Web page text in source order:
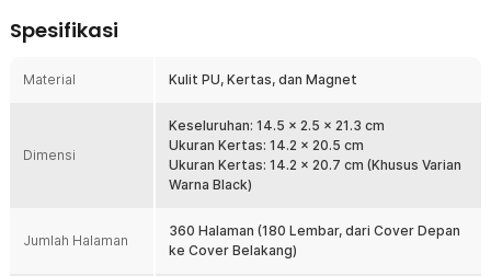
secara digital. Agar catatan Anda rapi dan tersimpan baik, gunakanlah
buku jurnal harian dari Toddi! Dengan 180 lembar atau 360 halaman dari
buku jurnal biasa, kertas A5 yang dibalut cover kulit PU membuatnya
Fitur
Hadir dengan 360 halaman (180 lembar) dari cover depan hingga
Spesifikasi
Material Kulit PU, Kertas, dan Magnet
Dimensi
Keseluruhan: 14.5 x 2.5 x 21.3 cm
Ukuran Kertas: 14.2 x 20.5 cm
Ukuran Kertas: 14.2 x 20.7 cm (Khusus Varian
Warna Black)
Jumlah Halaman
360 Halaman (180 Lembar, dari Cover Depan
ke Cover Belakang)